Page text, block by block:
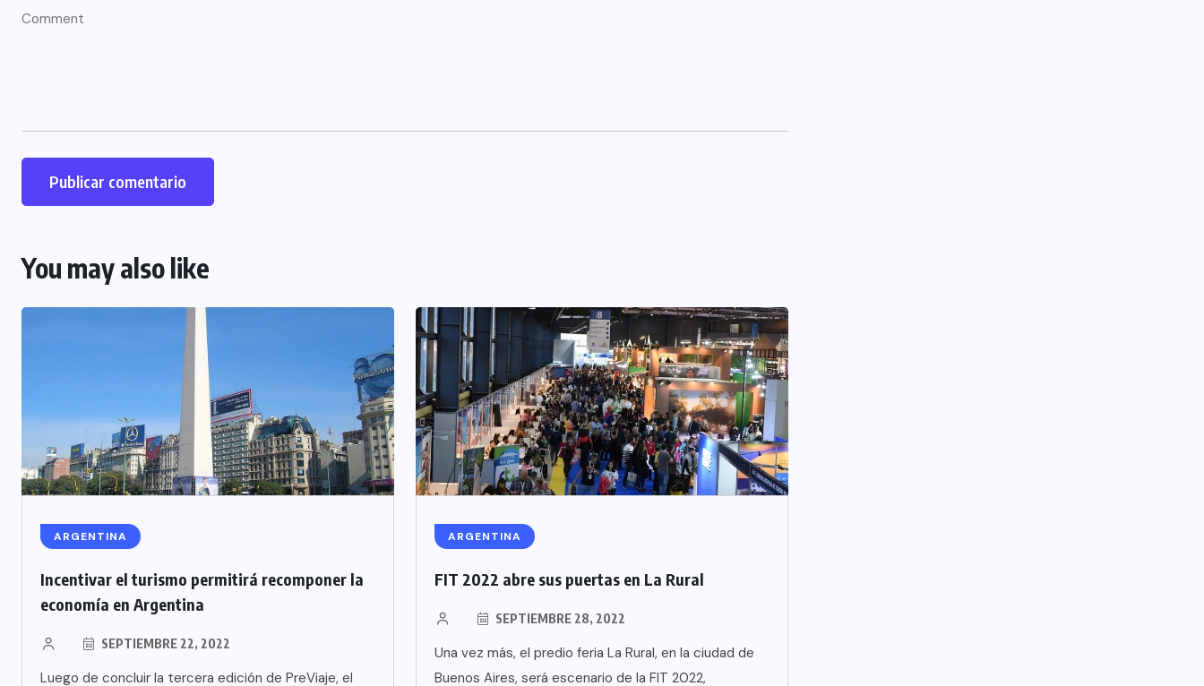
You may also like
ARGENTINA
Incentivar el turismo permitirá recomponer la
economía en Argentina
SEPTIEMBRE 22, 2022
Luego de concluir la tercera edición de PreViaje, el
ARGENTINA
FIT 2022 abre sus puertas en La Rural
SEPTIEMBRE 28, 2022
Una vez más, el predio feria La Rural, en la ciudad de
Buenos Aires, será escenario de la FIT 2022,